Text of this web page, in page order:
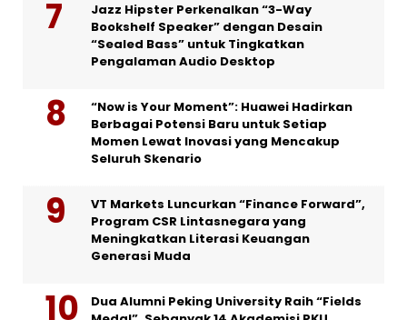
Jazz Hipster Perkenalkan “3-Way
Bookshelf Speaker” dengan Desain
“Sealed Bass” untuk Tingkatkan
Pengalaman Audio Desktop
“Now is Your Moment”: Huawei Hadirkan
Berbagai Potensi Baru untuk Setiap
Momen Lewat Inovasi yang Mencakup
Seluruh Skenario
VT Markets Luncurkan “Finance Forward”,
Program CSR Lintasnegara yang
Meningkatkan Literasi Keuangan
Generasi Muda
Dua Alumni Peking University Raih “Fields